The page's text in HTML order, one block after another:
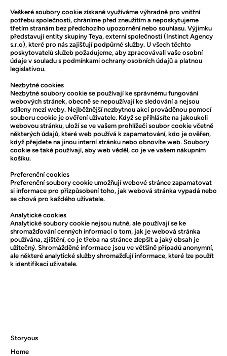
Veškeré soubory cookie získané využíváme výhradně pro vnitřní
potřebu společnosti, chráníme před zneužitím a neposkytujeme
třetím stranám bez předchozího upozornění nebo souhlasu. Výjimku
představují entity skupiny Teya, externí společnosti (Instinct Agency
s.r.o), které pro nás zajišťují podpůrné služby. U všech těchto
poskytovatelů služeb požadujeme, aby zpracovávali vaše osobní
údaje v souladu s podmínkami ochrany osobních údajů a platnou
legislativou.
Nezbytné cookies
Nezbytné soubory cookie se používají ke správnému fungování
webových stránek, obecně se nepoužívají ke sledování a nejsou
sdíleny mezi weby. Nejběžnější nezbytnou akcí prováděnou pomocí
souboru cookie je ověření uživatele. Když se přihlásíte na jakoukoli
webovou stránku, uloží se ve vašem prohlížeči soubor cookie včetně
některých údajů, které web používá k zapamatování, kdo je ověřen,
když přejdete na jinou interní stránku nebo obnovíte web. Soubory
cookie se také používají, aby web věděl, co je ve vašem nákupním
košíku.
Preferenční cookies
Preferenční soubory cookie umožňují webové stránce zapamatovat
si informace pro přizpůsobení toho, jak webová stránka vypadá nebo
se chová pro každého uživatele.
Analytické cookies
Analytické soubory cookie nejsou nutné, ale používají se ke
shromažďování cenných informací o tom, jak je webová stránka
používána, zjištění, co je třeba na stránce zlepšit a jaký obsah je
užitečný. Shromážděné informace jsou ve většině případů anonymní,
ale některé analytické služby shromažďují informace, které lze použít
k identifikaci uživatele.
Storyous
Home